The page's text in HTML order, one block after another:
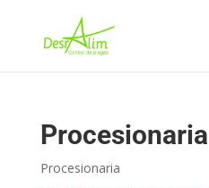
Procesionaria
Procesionaria